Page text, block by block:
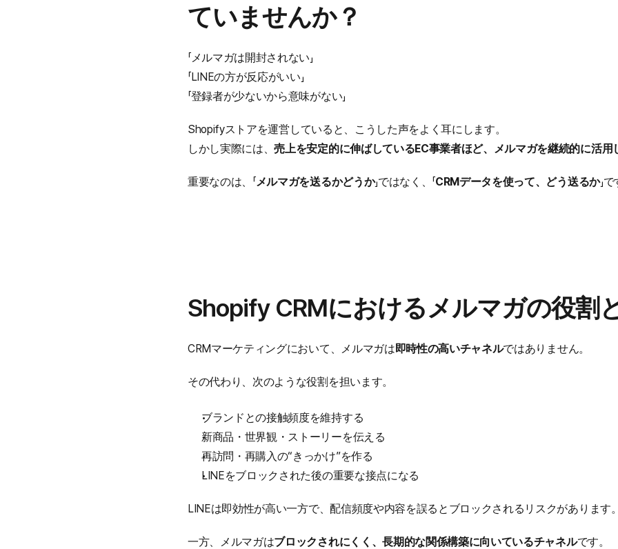
ていませんか？
「メルマガは開封されない」
「LINEの方が反応がいい」
「登録者が少ないから意味がない」
Shopifyストアを運営していると、こうした声をよく耳にします。
しかし実際には、売上を安定的に伸ばしているEC事業者ほど、メルマガを継続的に活用
重要なのは、「メルマガを送るかどうか」ではなく、「CRMデータを使って、どう送るか」
Shopify CRMにおけるメルマガの役割
CRMマーケティングにおいて、メルマガは即時性の高いチャネルではありません。
その代わり、次のような役割を担います。
ブランドとの接触頻度を維持する
新商品・世界観・ストーリーを伝える
再訪問・再購入の“きっかけ”を作る
LINEをブロックされた後の重要な接点になる
LINEは即効性が高い一方で、配信頻度や内容を誤るとブロックされるリスクがあります
一方、メルマガはブロックされにくく、長期的な関係構築に向いているチャネルです。